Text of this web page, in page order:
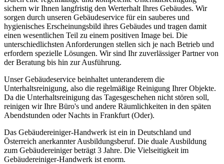
sichern wir Ihnen langfristig den Werterhalt Ihres Gebäudes. Wir
sorgen durch unseren Gebäudeservice für ein sauberes und
hygienisches Erscheinungsbild ihres Gebäudes und tragen damit
einen wesentlichen Teil zu einem positiven Image bei. Die
unterschiedlichsten Anforderungen stellen sich je nach Betrieb und
erfordern spezielle Lösungen. Wir sind Ihr zuverlässiger Partner von
der Beratung bis hin zur Ausführung.
Unser Gebäudeservice beinhaltet unteranderem die
Unterhaltsreinigung, also die regelmäßige Reinigung Ihrer Objekte.
Da die Unterhaltsreinigung das Tagesgeschehen nicht stören soll,
reinigen wir Ihre Büro's und andere Räumlichkeiten in den späten
Abendstunden oder Nachts in Frankfurt (Oder).
Das Gebäudereiniger-Handwerk ist ein in Deutschland und
Österreich anerkannter Ausbildungsberuf. Die duale Ausbildung
zum Gebäudereiniger beträgt 3 Jahre. Die Vielseitigkeit im
Gebäudereiniger-Handwerk ist enorm.